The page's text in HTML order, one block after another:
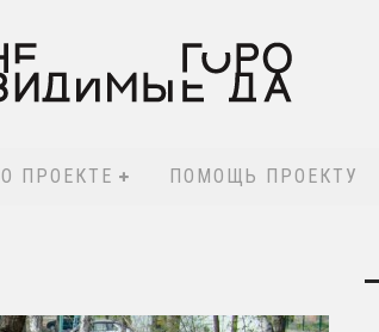
О ПРОЕКТЕ ПОМОЩЬ ПРОЕКТУ